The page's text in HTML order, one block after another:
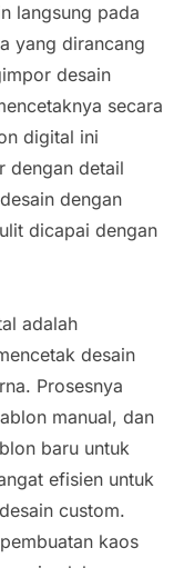
langsung pada
yang dirancang
desain
secara
digital ini
dengan detail
dengan
dicapai dengan
adalah
desain
Prosesnya
manual, dan
baru untuk
efisien untuk
custom.
kaos